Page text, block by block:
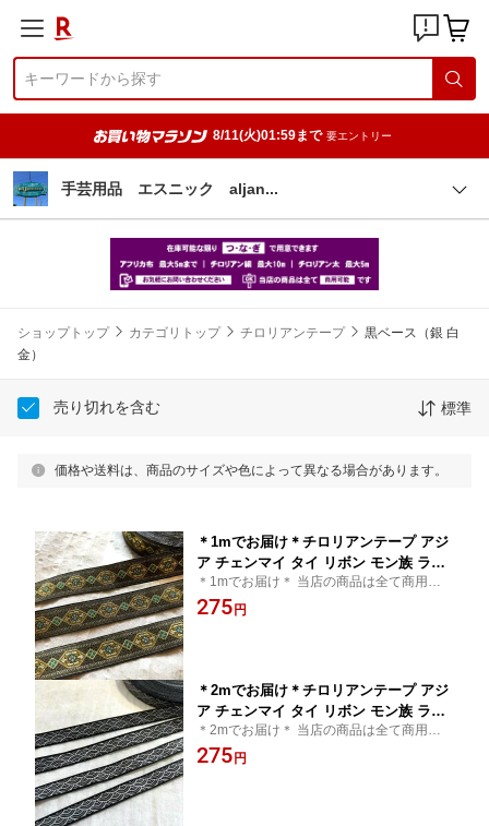
8/11(火)01:59まで 要エントリー
手芸用品 エスニック aljan
ショップトップ カテゴリトップ チロリアンテープ
黒ベース（銀 白
金）
売り切れを含む 標準
価格や送料は、商品のサイズや色によって異なる場合があります。
＊1mでお届け＊チロリアンテープ アジ
ア チェンマイ タイ リボン モン族 ライ
ンテープ 縁取り 手作り 極太 クラフト
ハンドメイド 花 20mm 25mm アジアン
＊1mでお届け＊ 当店の商品は全て商用可能
です＊チロリアンテープ アジア チェンマイ
タイ リボン モン族 アジアン雑貨 エスニッ
275円
＊2mでお届け＊チロリアンテープ アジ
ア チェンマイ タイ リボン モン族 ライ
ンテープ 縁取り 手作り 細め クラフト
ハンドメイド 花 10mm 15mm アジアン
＊2mでお届け＊ 当店の商品は全て商用可能
です＊チロリアンテープ タイ買付 チェンマ
イ タイ リボン モン族 アジアン雑貨 エスニ
275円